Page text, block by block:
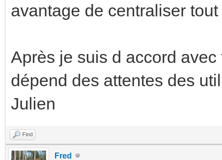
avantage de centraliser
Après je suis d accord
dépend des attentes des
Julien
Find
Fred